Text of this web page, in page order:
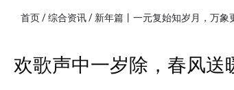
首页/综合资讯/ 新年篇丨一元复始知岁月，万象
欢歌声中一岁除，春风送